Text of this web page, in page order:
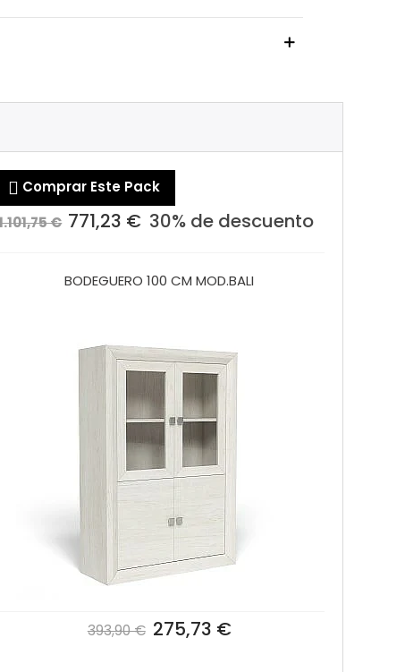
 Comprar Este Pack
€ 771,23 € 30% de descuento
BODEGUERO 100 CM MOD.BALI
393,90 € 275,73 €